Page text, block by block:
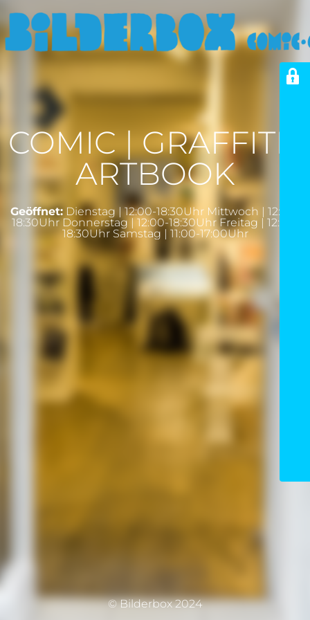
COMIC | GRAFFITI |
ARTBOOK
Geöffnet: Dienstag | 12:00-18:30Uhr Mittwoch | 12:00-
18:30Uhr Donnerstag | 12:00-18:30Uhr Freitag | 12:00-
18:30Uhr Samstag | 11:00-17:00Uhr
© Bilderbox 2024